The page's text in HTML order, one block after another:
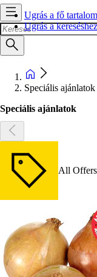
Ugrás a fő
Ugrás a kereséshez
Speciális ajánlatok
Speciális ajánlatok
All Offers